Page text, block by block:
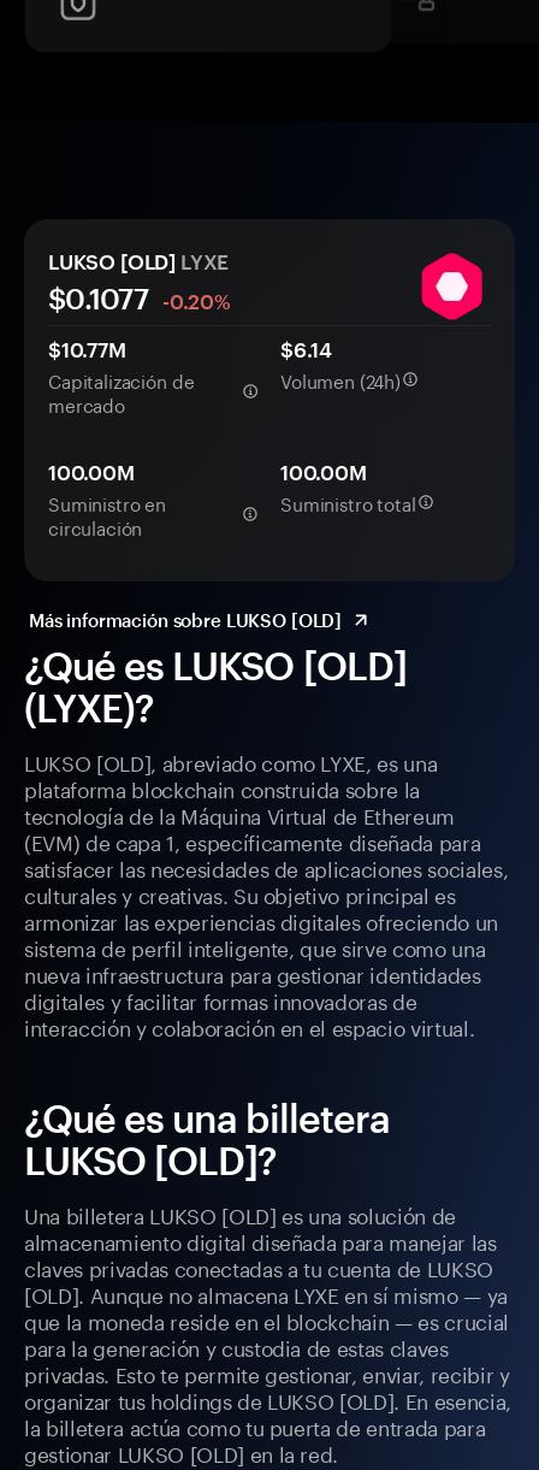
¿Qué es LUKSO [OLD]
(LYXE)?
LUKSO [OLD], abreviado como LYXE, es una
plataforma blockchain construida sobre la
tecnología de la Máquina Virtual de Ethereum
(EVM) de capa 1, específicamente diseñada para
satisfacer las necesidades de aplicaciones sociales,
culturales y creativas. Su objetivo principal es
armonizar las experiencias digitales ofreciendo un
sistema de perfil inteligente, que sirve como una
nueva infraestructura para gestionar identidades
digitales y facilitar formas innovadoras de
interacción y colaboración en el espacio virtual.
¿Qué es una billetera
LUKSO [OLD]?
Una billetera LUKSO [OLD] es una solución de
almacenamiento digital diseñada para manejar las
claves privadas conectadas a tu cuenta de LUKSO
[OLD]. Aunque no almacena LYXE en sí mismo — ya
que la moneda reside en el blockchain — es crucial
para la generación y custodia de estas claves
privadas. Esto te permite gestionar, enviar, recibir y
organizar tus holdings de LUKSO [OLD]. En esencia,
la billetera actúa como tu puerta de entrada para
gestionar LUKSO [OLD] en la red.
LUKSO [OLD] LYXE
$0.1077
-0.20%
$10.77M
Capitalización de
mercado
$6.14
Volumen (24h)
100.00M
Suministro en
circulación
100.00M
Suministro total
Más información sobre LUKSO [OLD]